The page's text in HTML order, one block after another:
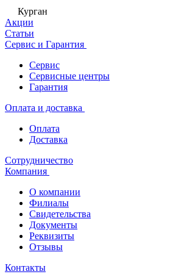
Курган
Акции
Статьи
Сервис и Гарантия
Сервис
Сервисные центры
Гарантия
Оплата и доставка
Оплата
Доставка
Сотрудничество
Компания
О компании
Филиалы
Свидетельства
Документы
Реквизиты
Отзывы
Контакты